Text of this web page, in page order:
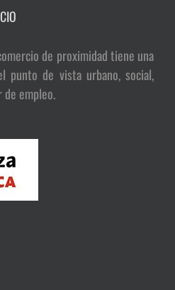
de proximidad tiene una
punto de vista urbano, social,
de empleo.